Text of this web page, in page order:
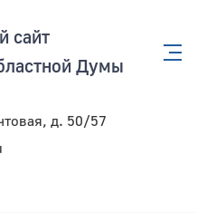
сайт
Думы
д. 50/57